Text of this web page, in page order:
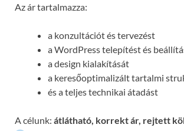
Az ár tartalmazza:
a konzultációt és tervezést
a WordPress telepítést és
a design kialakítását
a keresőoptimalizált tartalmi
és a teljes technikai átadást
A célunk: átlátható, korrekt ár, rejtett